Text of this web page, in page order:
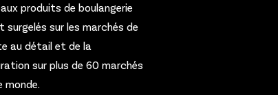
produits de boulangerie
surgelés sur les marchés de
au détail et de la
sur plus de 60 marchés
monde.